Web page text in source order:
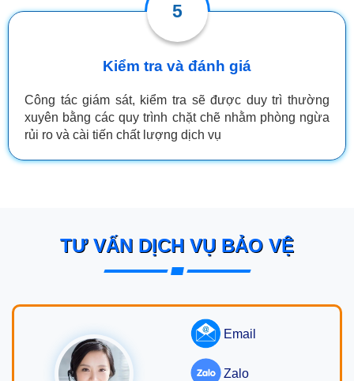
5
Kiểm tra và đánh giá
Công tác giám sát, kiểm tra sẽ được duy trì thường
xuyên bằng các quy trình chặt chẽ nhằm phòng ngừa
rủi ro và cài tiến chất lượng dịch vụ
TƯ VẤN DỊCH VỤ BẢO VỆ
Email
Zalo